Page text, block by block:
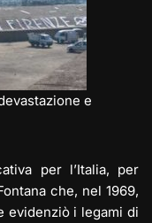
n
k
e
per l’Italia, per
che, nel 1969,
evidenziò i legami di